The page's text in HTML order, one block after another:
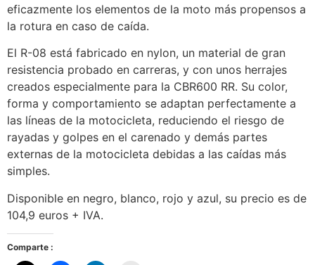
eficazmente los elementos de la moto más propensos a
la rotura en caso de caída.
El R-08 está fabricado en nylon, un material de gran
resistencia probado en carreras, y con unos herrajes
creados especialmente para la CBR600 RR. Su color,
forma y comportamiento se adaptan perfectamente a
las líneas de la motocicleta, reduciendo el riesgo de
rayadas y golpes en el carenado y demás partes
externas de la motocicleta debidas a las caídas más
simples.
Disponible en negro, blanco, rojo y azul, su precio es de
104,9 euros + IVA.
Comparte :